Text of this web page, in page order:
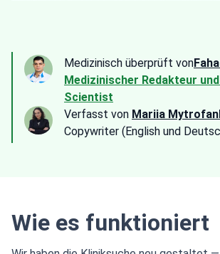
Medizinisch überprüft von
Medizinischer Redakteur
Scientist
Verfasst von Mariia
Copywriter (English und
Wie es funktioniert